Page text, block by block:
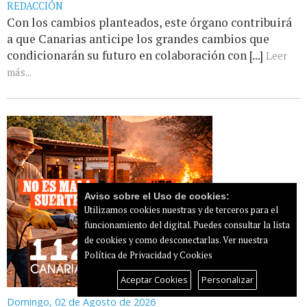
REDACCIÓN
Con los cambios planteados, este órgano contribuirá
a que Canarias anticipe los grandes cambios que
condicionarán su futuro en colaboración con [...] Leer
más...
Domingo, 02 de Agosto de 2026
Aviso sobre el Uso de cookies:
Utilizamos cookies nuestras y de terceros para el
funcionamiento del digital. Puedes consultar la lista
de cookies y como desconectarlas.Ver nuestra
Política de Privacidad y Cookies
Aceptar Cookies Personalizar